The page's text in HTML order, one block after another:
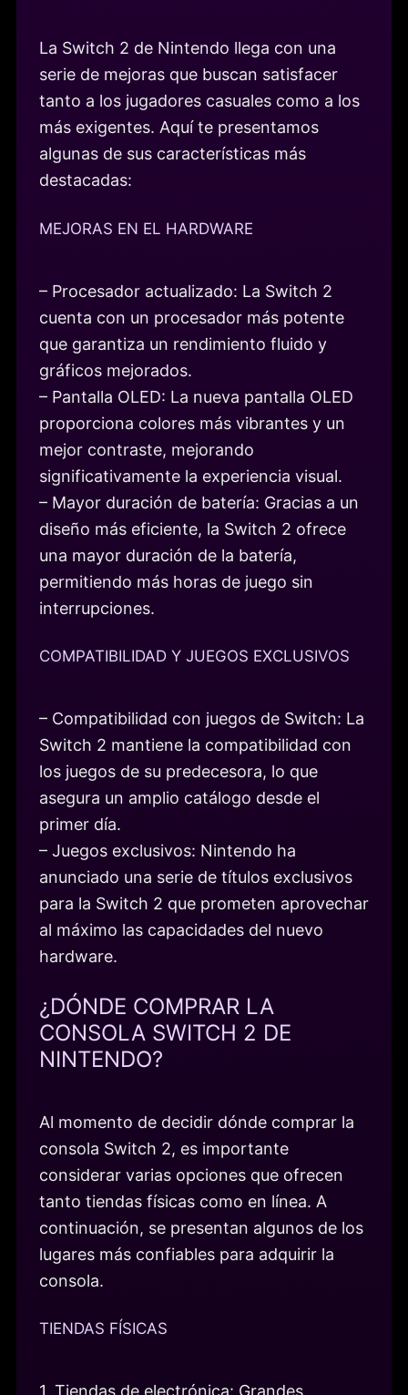
La Switch 2 de Nintendo llega con una
serie de mejoras que buscan satisfacer
tanto a los jugadores casuales como a los
más exigentes. Aquí te presentamos
algunas de sus características más
destacadas:
MEJORAS EN EL HARDWARE
– Procesador actualizado: La Switch 2
cuenta con un procesador más potente
que garantiza un rendimiento fluido y
gráficos mejorados.
– Pantalla OLED: La nueva pantalla OLED
proporciona colores más vibrantes y un
mejor contraste, mejorando
significativamente la experiencia visual.
– Mayor duración de batería: Gracias a un
diseño más eficiente, la Switch 2 ofrece
una mayor duración de la batería,
permitiendo más horas de juego sin
interrupciones.
COMPATIBILIDAD Y JUEGOS EXCLUSIVOS
– Compatibilidad con juegos de Switch: La
Switch 2 mantiene la compatibilidad con
los juegos de su predecesora, lo que
asegura un amplio catálogo desde el
primer día.
– Juegos exclusivos: Nintendo ha
anunciado una serie de títulos exclusivos
para la Switch 2 que prometen aprovechar
al máximo las capacidades del nuevo
hardware.
¿DÓNDE COMPRAR LA
CONSOLA SWITCH 2 DE
NINTENDO?
Al momento de decidir dónde comprar la
consola Switch 2, es importante
considerar varias opciones que ofrecen
tanto tiendas físicas como en línea. A
continuación, se presentan algunos de los
lugares más confiables para adquirir la
consola.
TIENDAS FÍSICAS
1. Tiendas de electrónica: Grandes